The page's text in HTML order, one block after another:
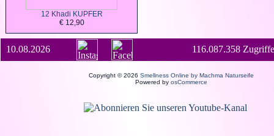
12 Khadi KUPFER
€ 12,90
10.08.2026 116.087.358
Copyright © 2026 Smellness Online by Machma Naturseife
Powered by osCommerce